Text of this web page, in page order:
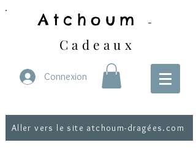
Atchoum -
Cadeaux
Connexion
Aller vers le site atchoum-dragées.com